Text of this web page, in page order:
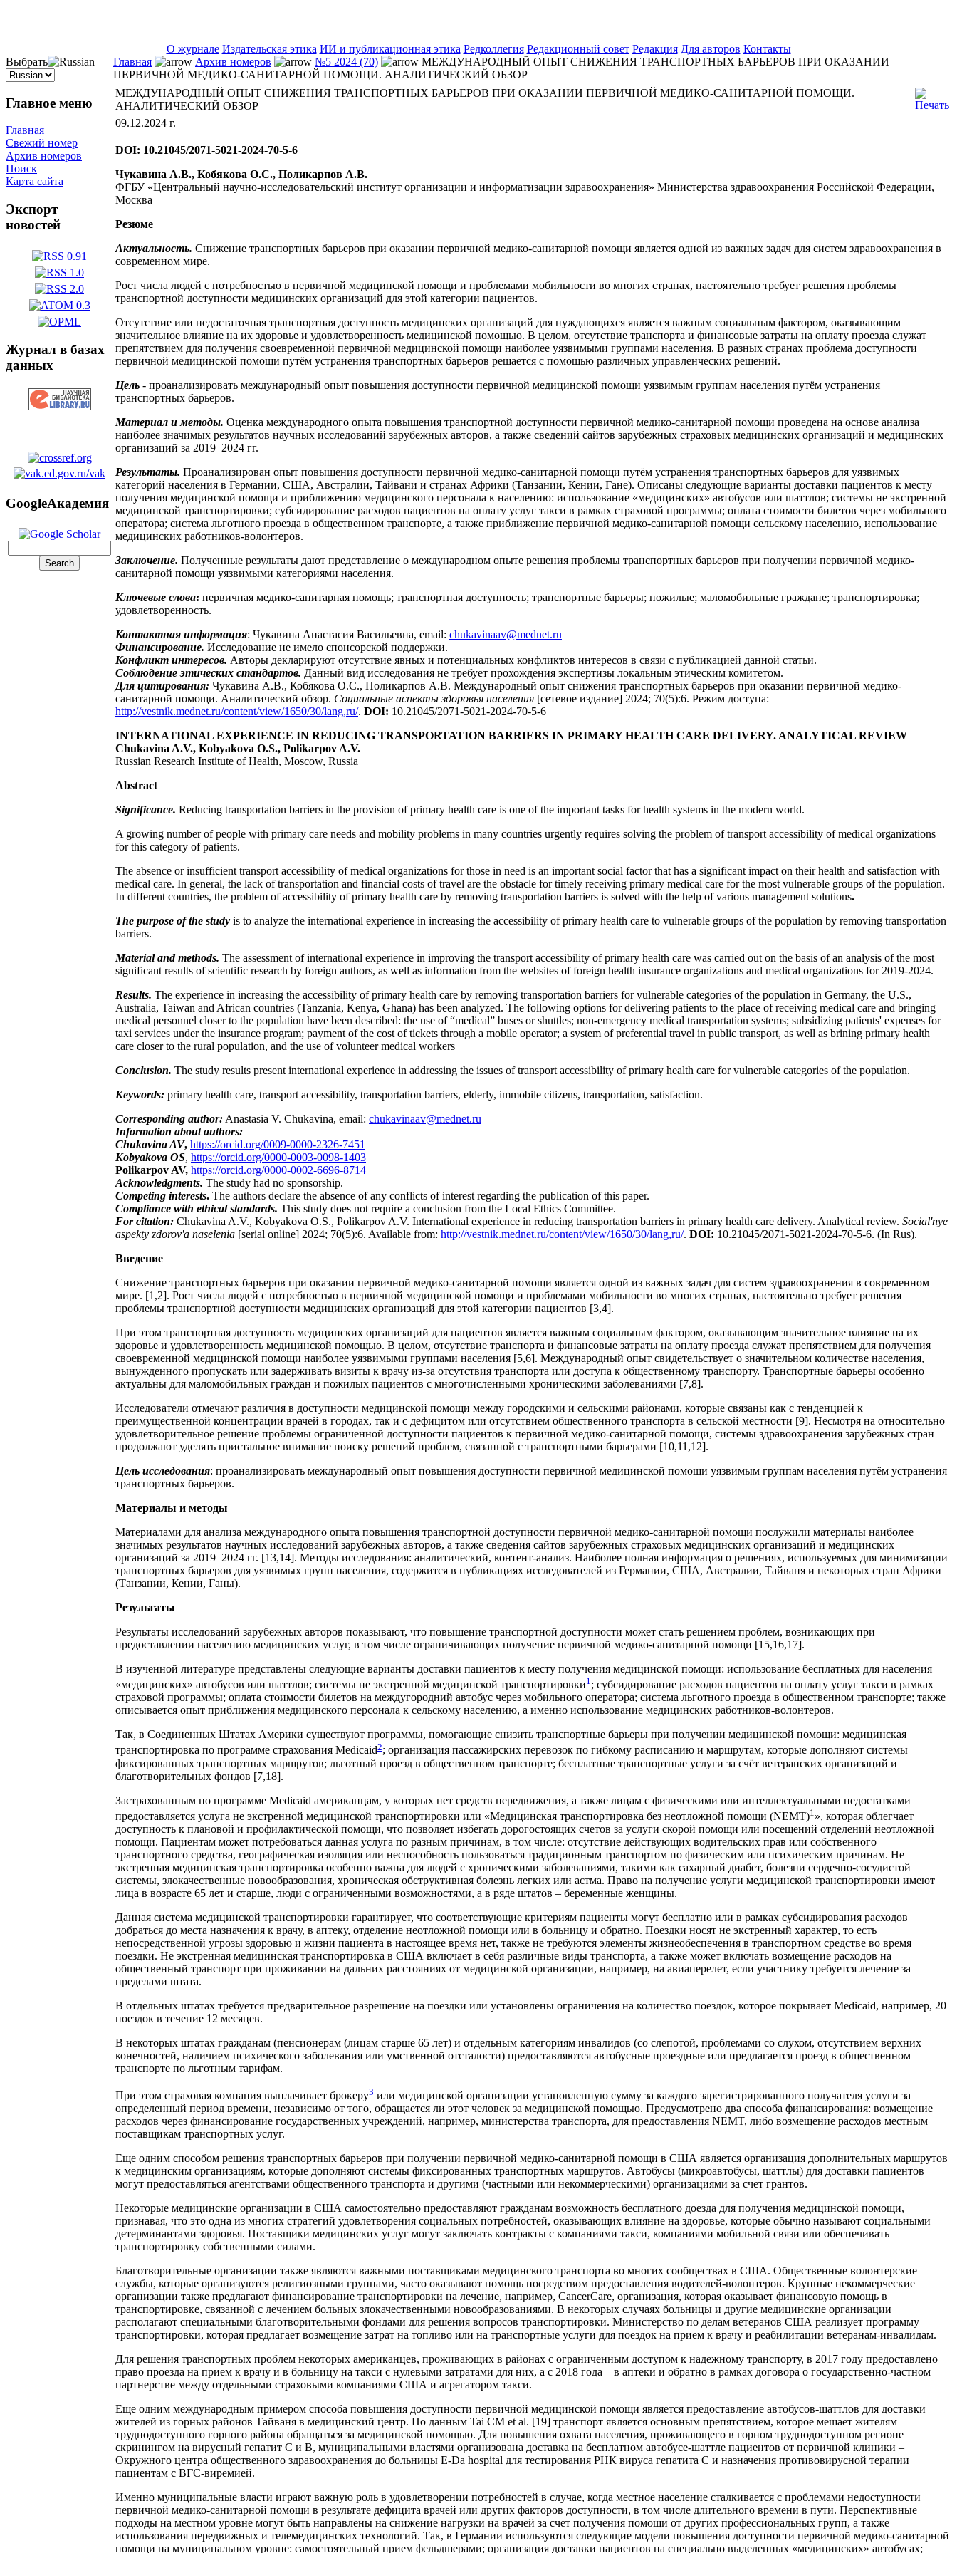
О журнале Издательская этика ИИ и публикационная этика Редколлегия Редакционный совет Редакция Для авторов Контакты
Выбрать
Главное меню
Главная
Свежий номер
Архив номеров
Поиск
Карта сайта
Экспорт
новостей
Журнал в базах
данных
GoogleАкадемия
Главная Архив номеров №5 2024 (70)
МЕЖДУНАРОДНЫЙ ОПЫТ СНИЖЕНИЯ ТРАНСПОРТНЫХ БАРЬЕРОВ ПРИ ОКАЗАНИИ
ПЕРВИЧНОЙ МЕДИКО-САНИТАРНОЙ ПОМОЩИ. АНАЛИТИЧЕСКИЙ ОБЗОР
МЕЖДУНАРОДНЫЙ ОПЫТ СНИЖЕНИЯ ТРАНСПОРТНЫХ БАРЬЕРОВ ПРИ ОКАЗАНИИ ПЕРВИЧНОЙ МЕДИКО-САНИТАРНОЙ ПОМОЩИ.
АНАЛИТИЧЕСКИЙ ОБЗОР
09.12.2024 г.
DOI: 10.21045/2071-5021-2024-70-5-6
Чукавина А.В., Кобякова О.С., Поликарпов А.В.
ФГБУ «Центральный научно-исследовательский институт организации и информатизации здравоохранения» Министерства здравоохранения Российской Федерации,
Москва
Резюме
Актуальность. Снижение транспортных барьеров при оказании первичной медико-санитарной помощи является одной из важных задач для систем здравоохранения в
современном мире.
Рост числа людей с потребностью в первичной медицинской помощи и проблемами мобильности во многих странах, настоятельно требует решения проблемы
транспортной доступности медицинских организаций для этой категории пациентов.
Отсутствие или недостаточная транспортная доступность медицинских организаций для нуждающихся является важным социальным фактором, оказывающим
значительное влияние на их здоровье и удовлетворенность медицинской помощью. В целом, отсутствие транспорта и финансовые затраты на оплату проезда служат
препятствием для получения своевременной первичной медицинской помощи наиболее уязвимыми группами населения. В разных странах проблема доступности
первичной медицинской помощи путём устранения транспортных барьеров решается с помощью различных управленческих решений.
Цель - проанализировать международный опыт повышения доступности первичной медицинской помощи уязвимым группам населения путём устранения
транспортных барьеров.
Материал и методы. Оценка международного опыта повышения транспортной доступности первичной медико-санитарной помощи проведена на основе анализа
наиболее значимых результатов научных исследований зарубежных авторов, а также сведений сайтов зарубежных страховых медицинских организаций и медицинских
организаций за 2019–2024 гг.
Результаты. Проанализирован опыт повышения доступности первичной медико-санитарной помощи путём устранения транспортных барьеров для уязвимых
категорий населения в Германии, США, Австралии, Тайвани и странах Африки (Танзании, Кении, Гане). Описаны следующие варианты доставки пациентов к месту
получения медицинской помощи и приближению медицинского персонала к населению: использование «медицинских» автобусов или шаттлов; системы не экстренной
медицинской транспортировки; субсидирование расходов пациентов на оплату услуг такси в рамках страховой программы; оплата стоимости билетов через мобильного
оператора; система льготного проезда в общественном транспорте, а также приближение первичной медико-санитарной помощи сельскому населению, использование
медицинских работников-волонтеров.
Заключение. Полученные результаты дают представление о международном опыте решения проблемы транспортных барьеров при получении первичной медико-
санитарной помощи уязвимыми категориями населения.
Ключевые слова: первичная медико-санитарная помощь; транспортная доступность; транспортные барьеры; пожилые; маломобильные граждане; транспортировка;
удовлетворенность.
Контактная информация: Чукавина Анастасия Васильевна, email: chukavinaav@mednet.ru
Финансирование. Исследование не имело спонсорской поддержки.
Конфликт интересов. Авторы декларируют отсутствие явных и потенциальных конфликтов интересов в связи с публикацией данной статьи.
Соблюдение этических стандартов. Данный вид исследования не требует прохождения экспертизы локальным этическим комитетом.
Для цитирования: Чукавина А.В., Кобякова О.С., Поликарпов А.В. Международный опыт снижения транспортных барьеров при оказании первичной медико-
санитарной помощи. Аналитический обзор. Социальные аспекты здоровья населения [сетевое издание] 2024; 70(5):6. Режим доступа:
http://vestnik.mednet.ru/content/view/1650/30/lang,ru/. DOI: 10.21045/2071-5021-2024-70-5-6
INTERNATIONAL EXPERIENCE IN REDUCING TRANSPORTATION BARRIERS IN PRIMARY HEALTH CARE DELIVERY. ANALYTICAL REVIEW
Chukavina A.V., Kobyakova O.S., Polikarpov A.V.
Russian Research Institute of Health, Moscow, Russia
Abstract
Significance. Reducing transportation barriers in the provision of primary health care is one of the important tasks for health systems in the modern world.
A growing number of people with primary care needs and mobility problems in many countries urgently requires solving the problem of transport accessibility of medical organizations
for this category of patients.
The absence or insufficient transport accessibility of medical organizations for those in need is an important social factor that has a significant impact on their health and satisfaction with
medical care. In general, the lack of transportation and financial costs of travel are the obstacle for timely receiving primary medical care for the most vulnerable groups of the population.
In different countries, the problem of accessibility of primary health care by removing transportation barriers is solved with the help of various management solutions.
The purpose of the study is to analyze the international experience in increasing the accessibility of primary health care to vulnerable groups of the population by removing transportation
barriers.
Material and methods. The assessment of international experience in improving the transport accessibility of primary health care was carried out on the basis of an analysis of the most
significant results of scientific research by foreign authors, as well as information from the websites of foreign health insurance organizations and medical organizations for 2019-2024.
Results. The experience in increasing the accessibility of primary health care by removing transportation barriers for vulnerable categories of the population in Germany, the U.S.,
Australia, Taiwan and African countries (Tanzania, Kenya, Ghana) has been analyzed. The following options for delivering patients to the place of receiving medical care and bringing
medical personnel closer to the population have been described: the use of “medical” buses or shuttles; non-emergency medical transportation systems; subsidizing patients' expenses for
taxi services under the insurance program; payment of the cost of tickets through a mobile operator; a system of preferential travel in public transport, as well as brining primary health
care closer to the rural population, and the use of volunteer medical workers
Conclusion. The study results present international experience in addressing the issues of transport accessibility of primary health care for vulnerable categories of the population.
Keywords: primary health care, transport accessibility, transportation barriers, elderly, immobile citizens, transportation, satisfaction.
Corresponding author: Anastasia V. Chukavina, email: chukavinaav@mednet.ru
Information about authors:
Chukavina AV, https://orcid.org/0009-0000-2326-7451
Kobyakova OS, https://orcid.org/0000-0003-0098-1403
Polikarpov AV, https://orcid.org/0000-0002-6696-8714
Acknowledgments. The study had no sponsorship.
Competing interests. The authors declare the absence of any conflicts of interest regarding the publication of this paper.
Compliance with ethical standards. This study does not require a conclusion from the Local Ethics Committee.
For citation: Chukavina A.V., Kobyakova O.S., Polikarpov A.V. International experience in reducing transportation barriers in primary health care delivery. Analytical review. Social'nye
aspekty zdorov'a naselenia [serial online] 2024; 70(5):6. Available from: http://vestnik.mednet.ru/content/view/1650/30/lang,ru/. DOI: 10.21045/2071-5021-2024-70-5-6. (In Rus).
Введение
Снижение транспортных барьеров при оказании первичной медико-санитарной помощи является одной из важных задач для систем здравоохранения в современном
мире. [1,2]. Рост числа людей с потребностью в первичной медицинской помощи и проблемами мобильности во многих странах, настоятельно требует решения
проблемы транспортной доступности медицинских организаций для этой категории пациентов [3,4].
При этом транспортная доступность медицинских организаций для пациентов является важным социальным фактором, оказывающим значительное влияние на их
здоровье и удовлетворенность медицинской помощью. В целом, отсутствие транспорта и финансовые затраты на оплату проезда служат препятствием для получения
своевременной медицинской помощи наиболее уязвимыми группами населения [5,6]. Международный опыт свидетельствует о значительном количестве населения,
вынужденного пропускать или задерживать визиты к врачу из-за отсутствия транспорта или доступа к общественному транспорту. Транспортные барьеры особенно
актуальны для маломобильных граждан и пожилых пациентов с многочисленными хроническими заболеваниями [7,8].
Исследователи отмечают различия в доступности медицинской помощи между городскими и сельскими районами, которые связаны как с тенденцией к
преимущественной концентрации врачей в городах, так и с дефицитом или отсутствием общественного транспорта в сельской местности [9]. Несмотря на относительно
удовлетворительное решение проблемы ограниченной доступности пациентов к первичной медико-санитарной помощи, системы здравоохранения зарубежных стран
продолжают уделять пристальное внимание поиску решений проблем, связанной с транспортными барьерами [10,11,12].
Цель исследования: проанализировать международный опыт повышения доступности первичной медицинской помощи уязвимым группам населения путём устранения
транспортных барьеров.
Материалы и методы
Материалами для анализа международного опыта повышения транспортной доступности первичной медико-санитарной помощи послужили материалы наиболее
значимых результатов научных исследований зарубежных авторов, а также сведения сайтов зарубежных страховых медицинских организаций и медицинских
организаций за 2019–2024 гг. [13,14]. Методы исследования: аналитический, контент-анализ. Наиболее полная информация о решениях, используемых для минимизации
транспортных барьеров для уязвимых групп населения, содержится в публикациях исследователей из Германии, США, Австралии, Тайваня и некоторых стран Африки
(Танзании, Кении, Ганы).
Результаты
Результаты исследований зарубежных авторов показывают, что повышение транспортной доступности может стать решением проблем, возникающих при
предоставлении населению медицинских услуг, в том числе ограничивающих получение первичной медико-санитарной помощи [15,16,17].
В изученной литературе представлены следующие варианты доставки пациентов к месту получения медицинской помощи: использование бесплатных для населения
«медицинских» автобусов или шаттлов; системы не экстренной медицинской транспортировки1; субсидирование расходов пациентов на оплату услуг такси в рамках
страховой программы; оплата стоимости билетов на междугородний автобус через мобильного оператора; система льготного проезда в общественном транспорте; также
описывается опыт приближения медицинского персонала к сельскому населению, а именно использование медицинских работников-волонтеров.
Так, в Соединенных Штатах Америки существуют программы, помогающие снизить транспортные барьеры при получении медицинской помощи: медицинская
транспортировка по программе страхования Medicaid2; организация пассажирских перевозок по гибкому расписанию и маршрутам, которые дополняют системы
фиксированных транспортных маршрутов; льготный проезд в общественном транспорте; бесплатные транспортные услуги за счёт ветеранских организаций и
благотворительных фондов [7,18].
Застрахованным по программе Medicaid американцам, у которых нет средств передвижения, а также лицам с физическими или интеллектуальными недостатками
предоставляется услуга не экстренной медицинской транспортировки или «Медицинская транспортировка без неотложной помощи (NEMT)1 », которая облегчает
доступность к плановой и профилактической помощи, что позволяет избегать дорогостоящих счетов за услуги скорой помощи или посещений отделений неотложной
помощи. Пациентам может потребоваться данная услуга по разным причинам, в том числе: отсутствие действующих водительских прав или собственного
транспортного средства, географическая изоляция или неспособность пользоваться традиционным транспортом по физическим или психическим причинам. Не
экстренная медицинская транспортировка особенно важна для людей с хроническими заболеваниями, такими как сахарный диабет, болезни сердечно-сосудистой
системы, злокачественные новообразования, хроническая обструктивная болезнь легких или астма. Право на получение услуги медицинской транспортировки имеют
лица в возрасте 65 лет и старше, люди с ограниченными возможностями, а в ряде штатов – беременные женщины.
Данная система медицинской транспортировки гарантирует, что соответствующие критериям пациенты могут бесплатно или в рамках субсидирования расходов
добраться до места назначения к врачу, в аптеку, отделение неотложной помощи или в больницу и обратно. Поездки носят не экстренный характер, то есть
непосредственной угрозы здоровью и жизни пациента в настоящее время нет, также не требуются элементы жизнеобеспечения в транспортном средстве во время
поездки. Не экстренная медицинская транспортировка в США включает в себя различные виды транспорта, а также может включать возмещение расходов на
общественный транспорт при проживании на дальних расстояниях от медицинской организации, например, на авиаперелет, если участнику требуется лечение за
пределами штата.
В отдельных штатах требуется предварительное разрешение на поездки или установлены ограничения на количество поездок, которое покрывает Medicaid, например, 20
поездок в течение 12 месяцев.
В некоторых штатах гражданам (пенсионерам (лицам старше 65 лет) и отдельным категориям инвалидов (со слепотой, проблемами со слухом, отсутствием верхних
конечностей, наличием психического заболевания или умственной отсталости) предоставляются автобусные проездные или предлагается проезд в общественном
транспорте по льготным тарифам.
При этом страховая компания выплачивает брокеру3 или медицинской организации установленную сумму за каждого зарегистрированного получателя услуги за
определенный период времени, независимо от того, обращается ли этот человек за медицинской помощью. Предусмотрено два способа финансирования: возмещение
расходов через финансирование государственных учреждений, например, министерства транспорта, для предоставления NEMT, либо возмещение расходов местным
поставщикам транспортных услуг.
Еще одним способом решения транспортных барьеров при получении первичной медико-санитарной помощи в США является организация дополнительных маршрутов
к медицинским организациям, которые дополняют системы фиксированных транспортных маршрутов. Автобусы (микроавтобусы, шаттлы) для доставки пациентов
могут предоставляться агентствами общественного транспорта и другими (частными или некоммерческими) организациями за счет грантов.
Некоторые медицинские организации в США самостоятельно предоставляют гражданам возможность бесплатного доезда для получения медицинской помощи,
признавая, что это одна из многих стратегий удовлетворения социальных потребностей, оказывающих влияние на здоровье, которые обычно называют социальными
детерминантами здоровья. Поставщики медицинских услуг могут заключать контракты с компаниями такси, компаниями мобильной связи или обеспечивать
транспортировку собственными силами.
Благотворительные организации также являются важными поставщиками медицинского транспорта во многих сообществах в США. Общественные волонтерские
службы, которые организуются религиозными группами, часто оказывают помощь посредством предоставления водителей-волонтеров. Крупные некоммерческие
организации также предлагают финансирование транспортировки на лечение, например, CancerCare, организация, которая оказывает финансовую помощь в
транспортировке, связанной с лечением больных злокачественными новообразованиями. В некоторых случаях больницы и другие медицинские организации
располагают специальными благотворительными фондами для решения вопросов транспортировки. Министерство по делам ветеранов США реализует программу
транспортировки, которая предлагает возмещение затрат на топливо или на транспортные услуги для поездок на прием к врачу и реабилитации ветеранам-инвалидам.
Для решения транспортных проблем некоторых американцев, проживающих в районах с ограниченным доступом к надежному транспорту, в 2017 году предоставлено
право проезда на прием к врачу и в больницу на такси с нулевыми затратами для них, а с 2018 года – в аптеки и обратно в рамках договора о государственно-частном
партнерстве между отдельными страховыми компаниями США и агрегатором такси.
Еще одним международным примером способа повышения доступности первичной медицинской помощи является предоставление автобусов-шаттлов для доставки
жителей из горных районов Тайваня в медицинский центр. По данным Tai CM et al. [19] транспорт является основным препятствием, которое мешает жителям
труднодоступного горного района обращаться за медицинской помощью. Для повышения охвата населения, проживающего в горном труднодоступном регионе
скринингом на вирусный гепатит С и В, муниципальными властями организована доставка на бесплатном автобусе-шаттле пациентов от первичной клиники –
Окружного центра общественного здравоохранения до больницы E-Da hospital для тестирования РНК вируса гепатита С и назначения противовирусной терапии
пациентам с ВГС-виремией.
Именно муниципальные власти играют важную роль в удовлетворении потребностей в случае, когда местное население сталкивается с проблемами недоступности
первичной медико-санитарной помощи в результате дефицита врачей или других факторов доступности, в том числе длительного времени в пути. Перспективные
подходы на местном уровне могут быть направлены на снижение нагрузки на врачей за счет получения помощи от других профессиональных групп, а также
использования передвижных и телемедицинских технологий. Так, в Германии используются следующие модели повышения доступности первичной медико-санитарной
помощи на муниципальном уровне: самостоятельный прием фельдшерами; организация доставки пациентов на специально выделенных «медицинских» автобусах;